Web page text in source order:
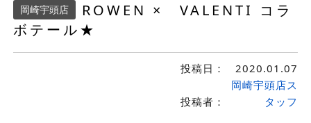
岡崎宇頭店
ROWEN × VALENTI コラ
ボテール★
投稿日： 2020.01.07
投稿者：
岡崎宇頭店ス
タッフ